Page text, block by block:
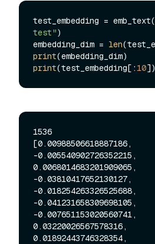
test_embedding = emb_text(
test")
embedding_dim = len
print
print(test_embedding[:10
1536
[0.00988506618887186,
-0.005540902726352215,
0.0068014683201909065,
-0.03810417652130127,
-0.018254263326525688,
-0.041231658309698105,
-0.007651153020560741,
0.03220026567578316,
0.01892443746328354,